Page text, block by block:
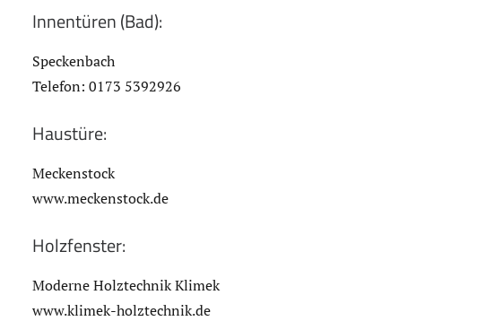
Innentüren (Bad):
Speckenbach
Telefon: 0173 5392926
Haustüre:
Meckenstock
www.meckenstock.de
Holzfenster:
Moderne Holztechnik Klimek
www.klimek-holztechnik.de